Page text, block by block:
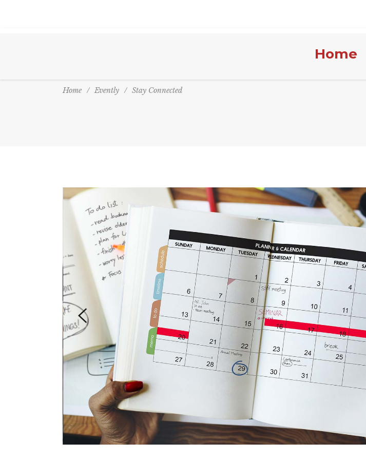
Home
Home / Evently / Stay Connected